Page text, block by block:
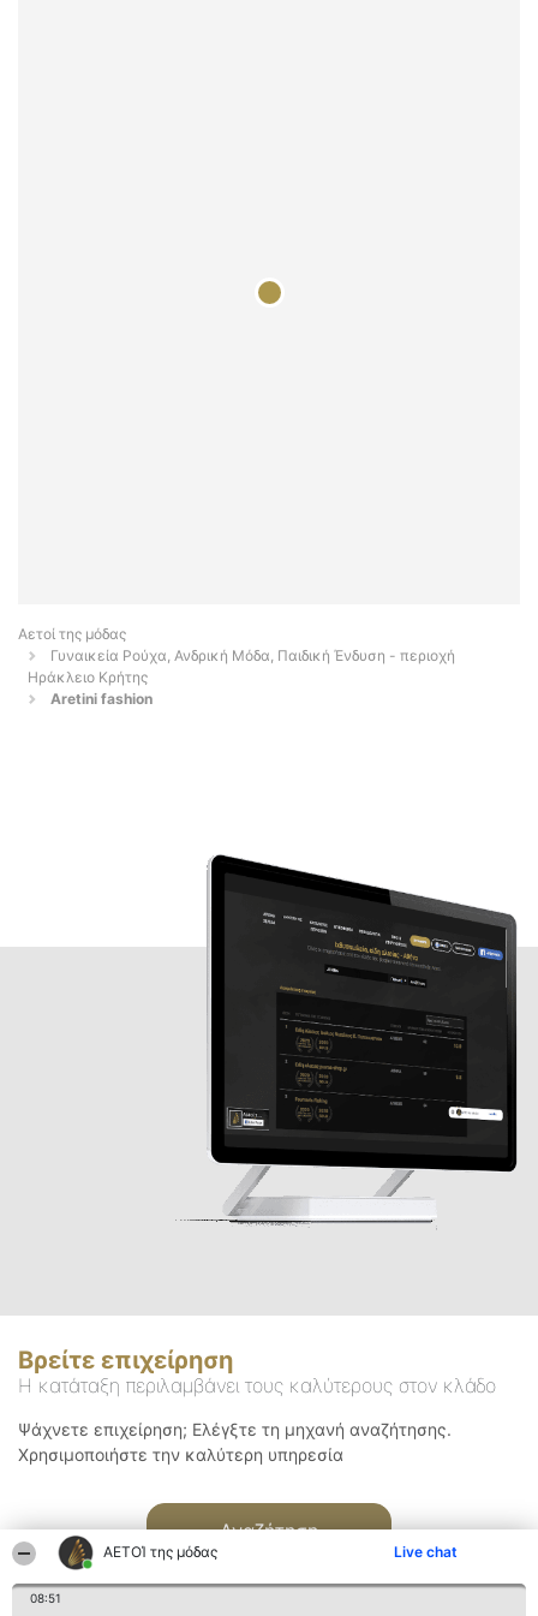
ΑΕΤΟΊ της μόδας Live chat
08:51
Αετοί της μόδας
Γυναικεία Ρούχα, Ανδρική Μόδα, Παιδική Ένδυση - περιοχή
Ηράκλειο Κρήτης
Aretini fashion
Βρείτε επιχείρηση
Η κατάταξη περιλαμβάνει τους καλύτερους στον κλάδο
Ψάχνετε επιχείρηση; Ελέγξτε τη μηχανή αναζήτησης.
Χρησιμοποιήστε την καλύτερη υπηρεσία
Αναζήτηση